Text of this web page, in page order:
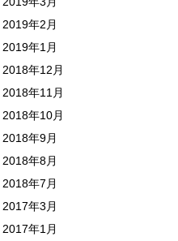
2019年2月
2019年1月
2018年12月
2018年11月
2018年10月
2018年9月
2018年8月
2018年7月
2017年3月
2017年1月